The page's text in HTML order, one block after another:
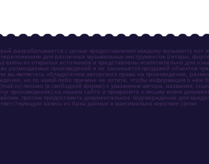
разрабатывается с целью предоставления каждому музыканту нот
для различных музыкальных инструментов (гитары,
из открытых источников и представлены исключительно для
размещаемых произведений и не занимается продажей объектов
вы являетесь обладателем авторского права на произведение,
но по какой-либо причине не хотите, чтобы информация о нём
письмо (в свободной форме) с указанием автора, названия,
произведение) на нашем сайте и прикрепите к письму копии
просим предоставить документальное подтверждение для
запись из базы данных в максимально короткие сроки.